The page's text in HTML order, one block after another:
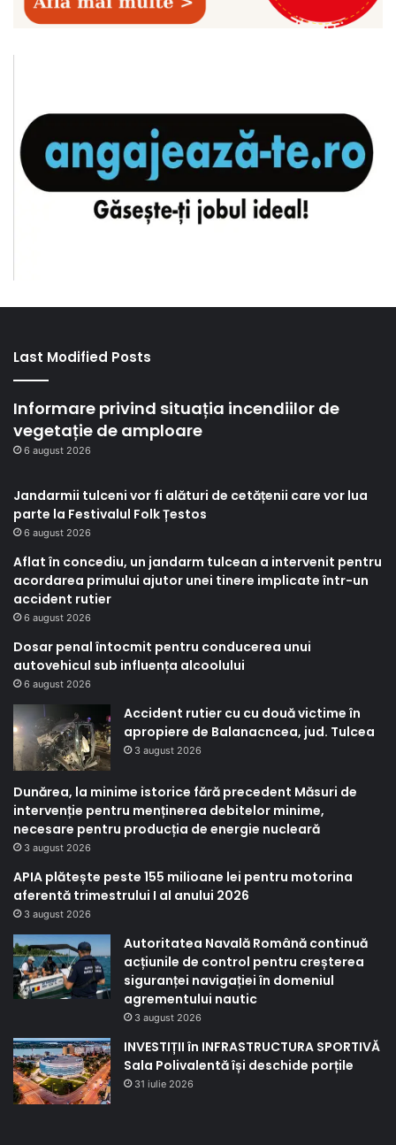
Last Modified Posts
Informare privind situația incendiilor de
vegetație de amploare
6 august 2026
Jandarmii tulceni vor fi alături de cetățenii care vor lua
parte la Festivalul Folk Țestos
6 august 2026
Aflat în concediu, un jandarm tulcean a intervenit pentru
acordarea primului ajutor unei tinere implicate într-un
accident rutier
6 august 2026
Dosar penal întocmit pentru conducerea unui
autovehicul sub influența alcoolului
6 august 2026
Accident rutier cu cu două victime în
apropiere de Balanacncea, jud. Tulcea
3 august 2026
Dunărea, la minime istorice fără precedent Măsuri de
intervenție pentru menținerea debitelor minime,
necesare pentru producția de energie nucleară
3 august 2026
APIA plătește peste 155 milioane lei pentru motorina
aferentă trimestrului I al anului 2026
3 august 2026
Autoritatea Navală Română continuă
acțiunile de control pentru creșterea
siguranței navigației în domeniul
agrementului nautic
3 august 2026
INVESTIȚII în INFRASTRUCTURA SPORTIVĂ
Sala Polivalentă își deschide porțile
31 iulie 2026